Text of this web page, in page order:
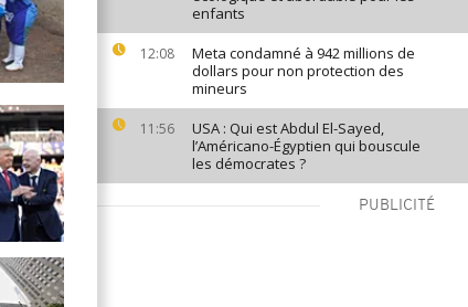
enfants
12:08
Meta condamné à 942 millions de
dollars pour non protection des
mineurs
11:56
USA : Qui est Abdul El-Sayed,
l’Américano-Égyptien qui bouscule
les démocrates ?
PUBLICITÉ